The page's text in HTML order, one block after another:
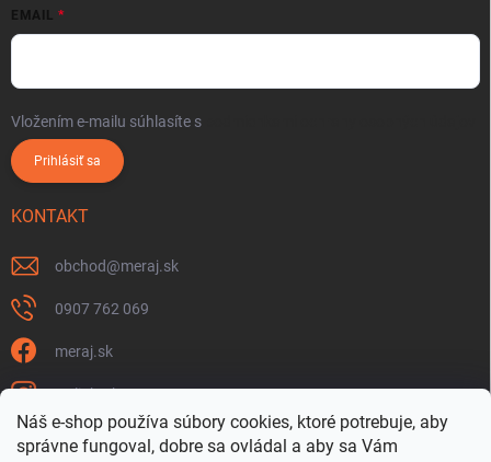
Náš e-shop používa súbory cookies, ktoré potrebuje, aby
správne fungoval, dobre sa ovládal a aby sa Vám
EMAIL
Vložením e-mailu súhlasíte s
Prihlásiť sa
KONTAKT
obchod@meraj.sk
0907 762 069
meraj.sk
m_link_sk
https://www.youtube.com/@meraj-sk